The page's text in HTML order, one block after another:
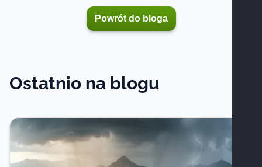
Powrót do bloga
Ostatnio na blogu